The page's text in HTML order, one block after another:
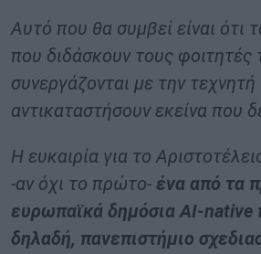
Αυτό που θα συμβεί είναι ότι
που διδάσκουν τους φοιτητές
συνεργάζονται με την
αντικαταστήσουν εκείνα που
Η ευκαιρία για το
-αν όχι το πρώτο- ένα από τα
ευρωπαϊκά δημόσια ΑΙ-native
δηλαδή, πανεπιστήμιο